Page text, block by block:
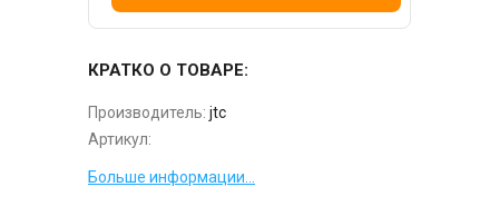
КРАТКО О ТОВАРЕ:
Производитель: jtc
Артикул:
Больше информации...